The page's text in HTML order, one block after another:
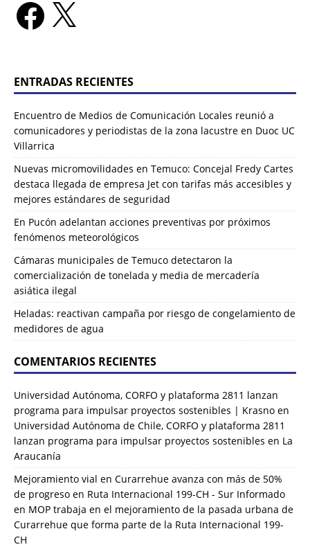
ENTRADAS RECIENTES
Encuentro de Medios de Comunicación Locales reunió a
comunicadores y periodistas de la zona lacustre en Duoc UC
Villarrica
Nuevas micromovilidades en Temuco: Concejal Fredy Cartes
destaca llegada de empresa Jet con tarifas más accesibles y
mejores estándares de seguridad
En Pucón adelantan acciones preventivas por próximos
fenómenos meteorológicos
Cámaras municipales de Temuco detectaron la
comercialización de tonelada y media de mercadería
asiática ilegal
Heladas: reactivan campaña por riesgo de congelamiento de
medidores de agua
COMENTARIOS RECIENTES
Universidad Autónoma, CORFO y plataforma 2811 lanzan
programa para impulsar proyectos sostenibles | Krasno en
Universidad Autónoma de Chile, CORFO y plataforma 2811
lanzan programa para impulsar proyectos sostenibles en La
Araucanía
Mejoramiento vial en Curarrehue avanza con más de 50%
de progreso en Ruta Internacional 199-CH - Sur Informado
en MOP trabaja en el mejoramiento de la pasada urbana de
Curarrehue que forma parte de la Ruta Internacional 199-
CH